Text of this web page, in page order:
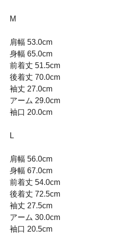
M
肩幅 53.0cm
身幅 65.0cm
前着丈 51.5cm
後着丈 70.0cm
袖丈 27.0cm
アーム 29.0cm
袖口 20.0cm
L
肩幅 56.0cm
身幅 67.0cm
前着丈 54.0cm
後着丈 72.5cm
袖丈 27.5cm
アーム 30.0cm
袖口 20.5cm